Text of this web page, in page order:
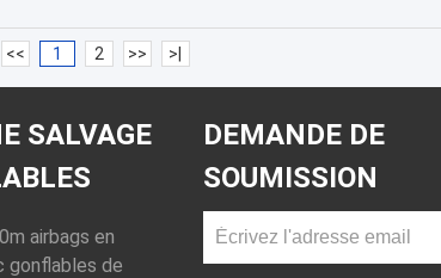
<< 1 2 >> >|
SALVAGE
airbags en
gonflables de
DEMANDE DE
SOUMISSION